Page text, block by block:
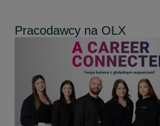
Pracodawcy na OLX